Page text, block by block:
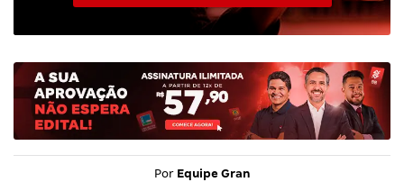
Por Equipe Gran